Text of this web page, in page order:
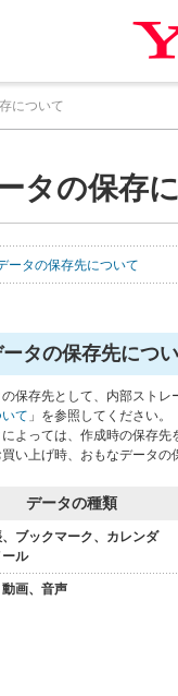
について
タの保存
ータの保存先について
ータの保存先につ
保存先として、内部スト
いて 」を参照してください。
よっては、作成時の保存
い上げ時、おもなデータ
データの種類
、ブックマーク、カレンダ
ール
画、音声